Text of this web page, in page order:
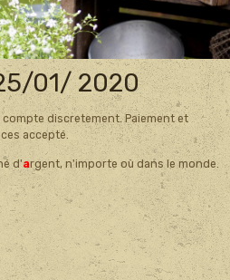
01/ 2020
discretement. Paiement et
accepté.
d'argent, n'importe où dans le monde.